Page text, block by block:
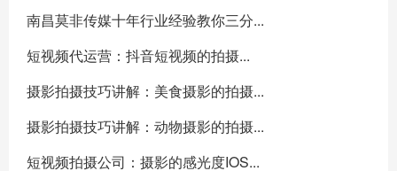
南昌莫非传媒十年行业经验教你三分...
短视频代运营：抖音短视频的拍摄...
摄影拍摄技巧讲解：美食摄影的拍摄...
摄影拍摄技巧讲解：动物摄影的拍摄...
短视频拍摄公司：摄影的感光度IOS...